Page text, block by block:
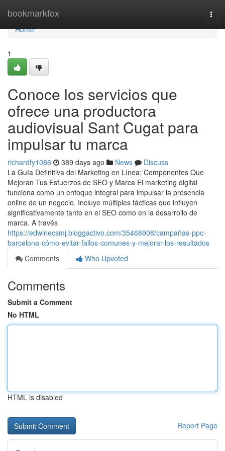
bookmarkfox
Home
Home
1
Conoce los servicios que
ofrece una productora
audiovisual Sant Cugat para
impulsar tu marca
richardfy1086 389 days ago News
Discuss
La Guía Definitiva del Marketing en Línea: Componentes Que
Mejoran Tus Esfuerzos de SEO y Marca El marketing digital
funciona como un enfoque integral para impulsar la presencia
online de un negocio. Incluye múltiples tácticas que influyen
significativamente tanto en el SEO como en la desarrollo de
marca. A través
https://edwinecsmj.bloggactivo.com/35468908/campañas-ppc-
barcelona-cómo-evitar-fallos-comunes-y-mejorar-los-resultados
Comments
Who Upvoted
Comments
Submit a Comment
No HTML
HTML is disabled
Report Page